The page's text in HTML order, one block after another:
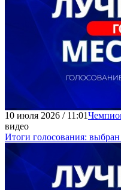
10 июля 2026 / 11:01
видео
Итоги голосования: